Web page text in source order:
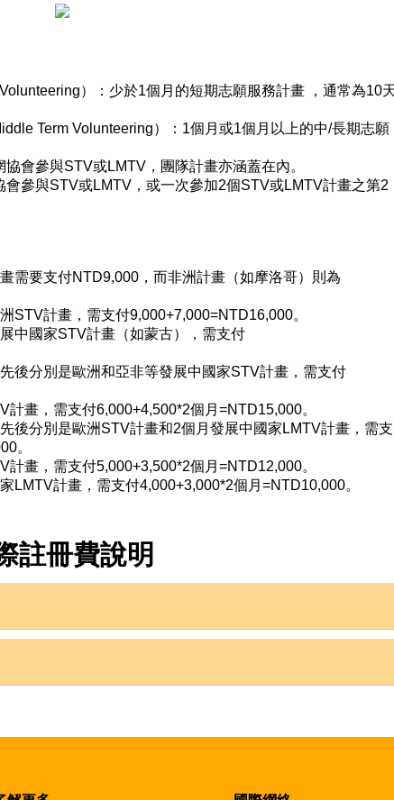
）：少於1個月的短期志願服務計畫 ，通常為10
Term Volunteering）：1個月或1個月以上的中/長期志願
會參與STV或LMTV，團隊計畫亦涵蓋在內。
參與STV或LMTV，或一次參加2個STV或LMTV計畫之第2
需要支付NTD9,000，而非洲計畫（如摩洛哥）則為
STV計畫，需支付9,000+7,000=NTD16,000。
中國家STV計畫（如蒙古），需支付
後分別是歐洲和亞非等發展中國家STV計畫，需支付
畫，需支付6,000+4,500*2個月=NTD15,000。
後分別是歐洲STV計畫和2個月發展中國家LMTV計畫，需支
。
畫，需支付5,000+3,500*2個月=NTD12,000。
LMTV計畫，需支付4,000+3,000*2個月=NTD10,000。
註冊費說明
國青年都得先跟所在國會員組織註冊後使得參加。
織下國際志工協調委員會（CCIVS at UNESCO,
Service）、歐盟志工組織聯盟(Alliance of European